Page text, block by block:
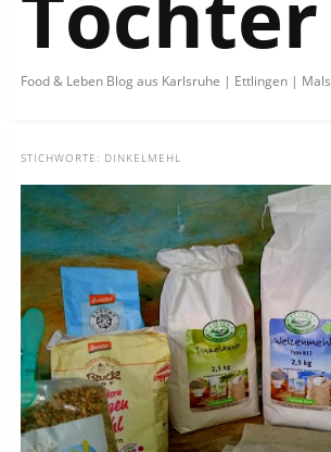
Food & Leben Blog aus Karlsruhe | Ettlingen |
STICHWORTE: DINKELMEHL